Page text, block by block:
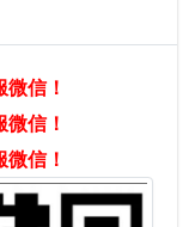
信！
信！
信！